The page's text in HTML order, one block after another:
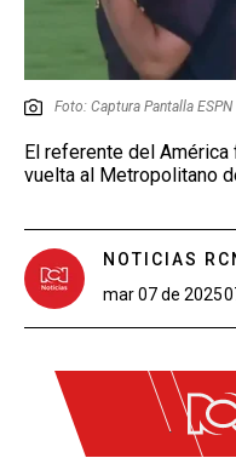
Foto: Captura Pantalla ESPN
El referente del
vuelta al Metropolitano
NOTICIAS
mar 07 de 2025